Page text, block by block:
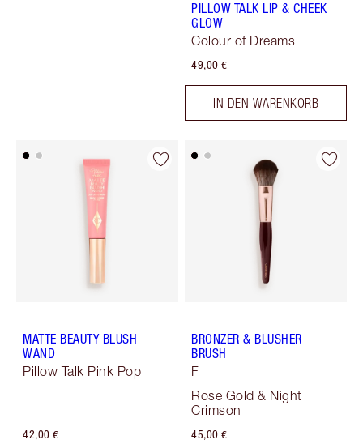
PILLOW TALK LIP & CHEEK
GLOW
Colour of Dreams
49,00 €
IN DEN WARENKORB
MATTE BEAUTY BLUSH
WAND
Pillow Talk Pink Pop
42,00 €
BRONZER & BLUSHER
BRUSH
F
Rose Gold & Night
Crimson
45,00 €